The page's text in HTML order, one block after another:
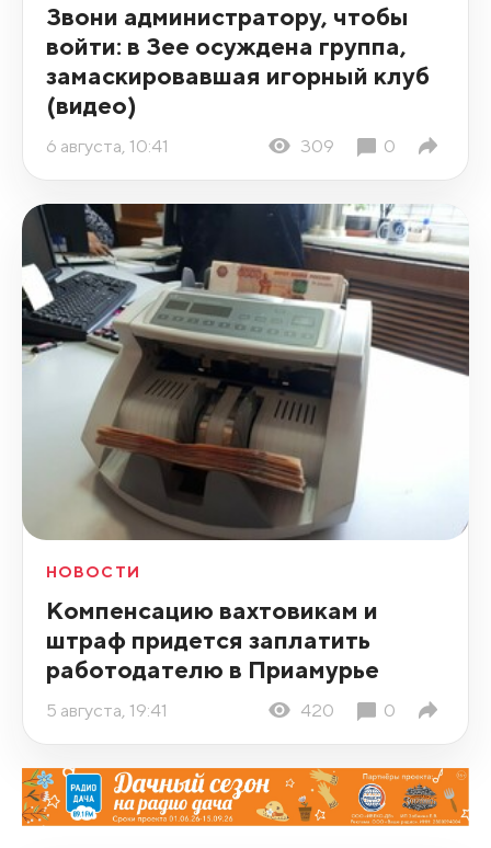
Звони администратору, чтобы
войти: в Зее осуждена группа,
замаскировавшая игорный клуб
(видео)
6 августа, 10:41 309 0
НОВОСТИ
Компенсацию вахтовикам и
штраф придется заплатить
работодателю в Приамурье
5 августа, 19:41 420 0